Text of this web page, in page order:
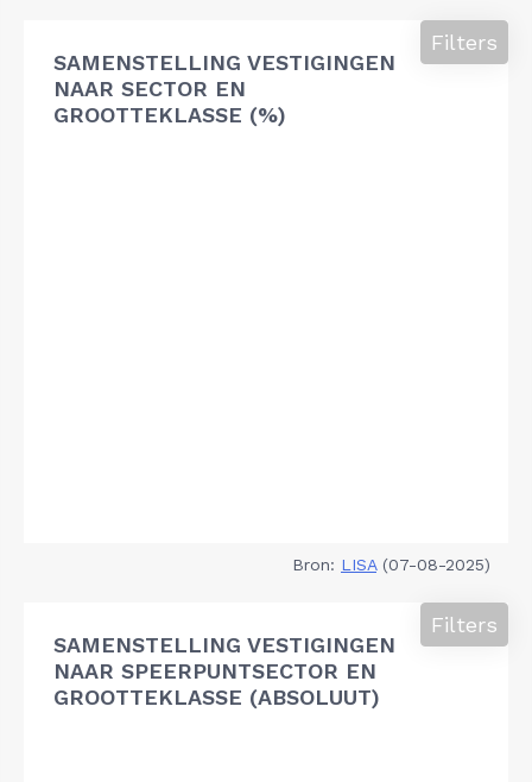
SAMENSTELLING VESTIGINGEN
NAAR SECTOR EN
GROOTTEKLASSE (%)
Filters
Bron: LISA(07-08-2025)
SAMENSTELLING VESTIGINGEN
NAAR SPEERPUNTSECTOR EN
GROOTTEKLASSE (ABSOLUUT)
Filters